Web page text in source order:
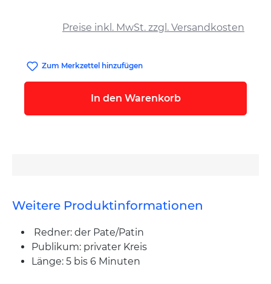
Preise inkl. MwSt. zzgl. Versandkosten
Zum Merkzettel hinzufügen
In den Warenkorb
Weitere Produktinformationen
Redner: der Pate/Patin
Publikum: privater Kreis
Länge: 5 bis 6 Minuten